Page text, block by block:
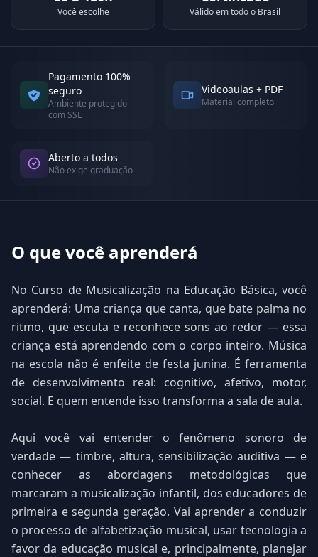
Você escolhe Válido em todo o Brasil
Pagamento 100%
seguro
Ambiente protegido
com SSL
Videoaulas + PDF
Material completo
Aberto a todos
Não exige graduação
O que você aprenderá
No Curso de Musicalização na Educação Básica, você
aprenderá: Uma criança que canta, que bate palma no
ritmo, que escuta e reconhece sons ao redor — essa
criança está aprendendo com o corpo inteiro. Música
na escola não é enfeite de festa junina. É ferramenta
de desenvolvimento real: cognitivo, afetivo, motor,
social. E quem entende isso transforma a sala de aula.
Aqui você vai entender o fenômeno sonoro de
verdade — timbre, altura, sensibilização auditiva — e
conhecer as abordagens metodológicas que
marcaram a musicalização infantil, dos educadores de
primeira e segunda geração. Vai aprender a conduzir
o processo de alfabetização musical, usar tecnologia a
favor da educação musical e, principalmente, planejar